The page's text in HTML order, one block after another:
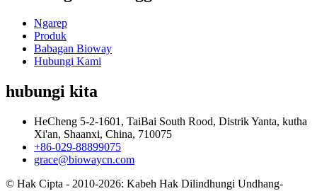
Ngarep
Produk
Babagan Bioway
Hubungi Kami
hubungi kita
HeCheng 5-2-1601, TaiBai South Rood, Distrik Yanta, kutha
Xi'an, Shaanxi, China, 710075
+86-029-88899075
grace@biowaycn.com
© Hak Cipta - 2010-2026: Kabeh Hak Dilindhungi Undhang-